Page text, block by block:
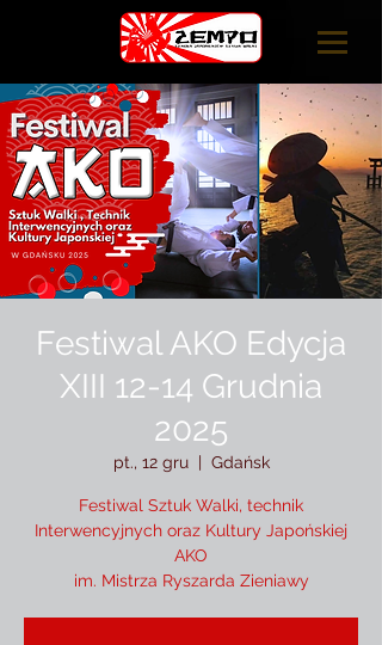
Festiwal AKO Edycja
XIII 12-14 Grudnia
2025
pt., 12 gru
  |
Gdańsk
Festiwal Sztuk Walki, technik
Interwencyjnych oraz Kultury Japońskiej
AKO
im. Mistrza Ryszarda Zieniawy